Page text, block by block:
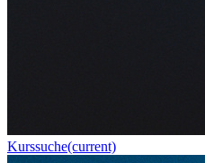
Kurssuche(current)